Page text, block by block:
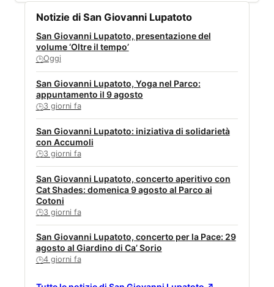
Notizie di San Giovanni Lupatoto
San Giovanni Lupatoto, presentazione del
volume ‘Oltre il tempo’
🕒Oggi
San Giovanni Lupatoto, Yoga nel Parco:
appuntamento il 9 agosto
🕒3 giorni fa
San Giovanni Lupatoto: iniziativa di solidarietà
con Accumoli
🕒3 giorni fa
San Giovanni Lupatoto, concerto aperitivo con
Cat Shades: domenica 9 agosto al Parco ai
Cotoni
🕒3 giorni fa
San Giovanni Lupatoto, concerto per la Pace: 29
agosto al Giardino di Ca’ Sorio
🕒4 giorni fa